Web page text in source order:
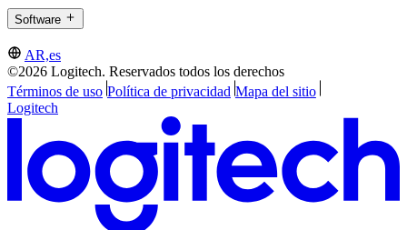
Software
AR,es
©2026 Logitech. Reservados todos los derechos
Términos de uso Política de privacidad Mapa del sitio
Logitech